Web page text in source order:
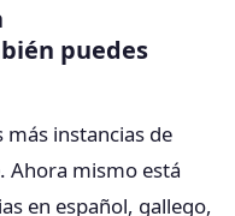
puedes
instancias de
Ahora mismo está
en español, gallego,